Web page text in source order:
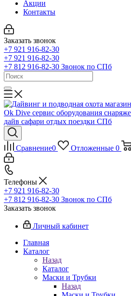
Акции
Контакты
Заказать звонок
+7 921 916-82-30
+7 921 916-82-30
+7 812 916-82-30 Звонок по СПб
Сравнение0 Отложенные 0
Телефоны
+7 921 916-82-30
+7 812 916-82-30 Звонок по СПб
Заказать звонок
Личный кабинет
Главная
Каталог
Назад
Каталог
Маски и Трубки
Назад